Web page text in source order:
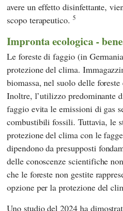
avere un effetto disinfettante,
scopo terapeutico. 5
Impronta ecologica -
Le foreste di faggio (in
protezione del clima.
biomassa, nel suolo delle
Inoltre, l’utilizzo predominante
faggio evita le emissioni di gas
combustibili fossili. Tuttavia, le
protezione del clima con le
dipendono da presupposti
delle conoscenze scientifiche
che le foreste non gestite
opzione per la protezione del
Uno studio del 2024 ha